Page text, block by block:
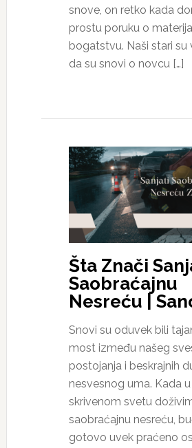
snove, on retko kada
prostu poruku o
bogatstvu. Naši stari su
da su snovi o novcu […]
Šta Znači
Saobraćajnu
Nesreću |
Snovi su oduvek bili
most između našeg
postojanja i beskrajnih
nesvesnog uma. Kada
skrivenom svetu
saobraćajnu nesreću,
gotovo uvek praćeno